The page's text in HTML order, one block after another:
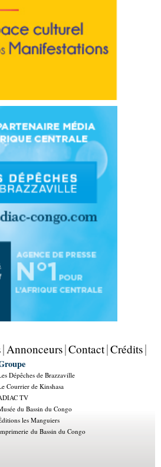
Annonceurs Contact Crédits
Dépêches de Brazzaville
Courrier de Kinshasa
TV
du Bassin du Congo
les Manguiers
du Bassin du Congo